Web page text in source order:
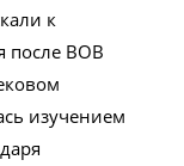
к
после ВОВ
изучением